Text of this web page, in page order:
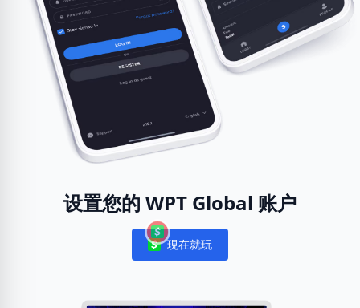
设置您的 WPT Global 账户
Notifications
現在就玩